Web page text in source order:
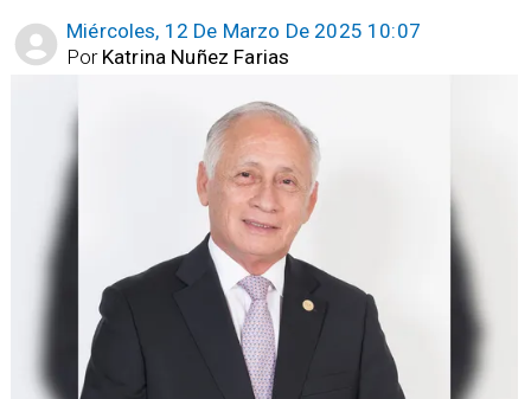
Miércoles, 12 De Marzo De 2025 10:07
Katrina Nuñez Farias
Por